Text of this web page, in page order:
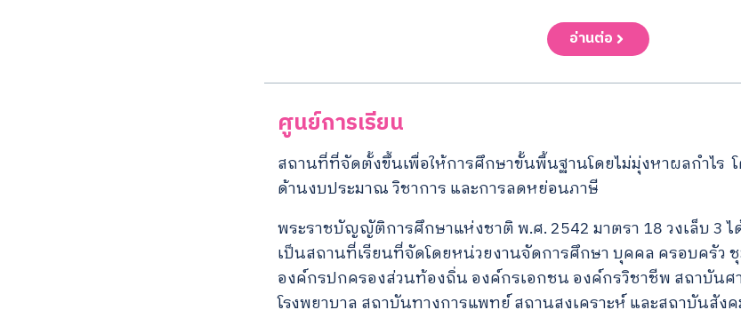
อ่านต่อ
ศูนย์การเรียน
สถานที่ที่จัดตั้งขึ้นเพื่อให้การศึกษาขั้นพื้นฐานโดยไม่มุ่งหาผลกำไร
ด้านงบประมาณ วิชาการ และการลดหย่อนภาษี
พระราชบัญญัติการศึกษาแห่งชาติ พ.ศ. 2542 มาตรา 18 วงเล็บ 3
เป็นสถานที่เรียนที่จัดโดยหน่วยงานจัดการศึกษา บุคคล ครอบครัว
องค์กรปกครองส่วนท้องถิ่น องค์กรเอกชน องค์กรวิชาชีพ สถาบันศ
โรงพยาบาล สถาบันทางการแพทย์ สถานสงเคราะห์ และสถาบันสัง